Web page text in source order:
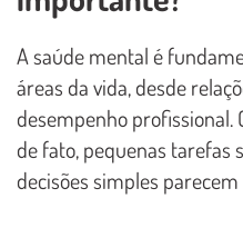
A saúde mental é
áreas da vida, desde
desempenho profissional.
de fato, pequenas tarefas
decisões simples